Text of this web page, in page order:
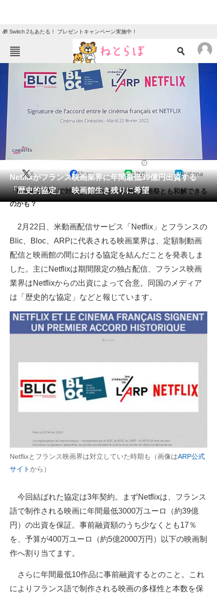
🎁 Switch 2もあたる！ プレゼントキャンペーン実施中！
ニュース
エンタメ
グルメ 地域
住まい
動物
会員記事
メディア
ITの今と未来を見通す
スマホと通信の最新トレンド
進化するPCとデバイスの未来
好きが集まる 比べて選べる
ビジネスと働き方のヒント
企業ITのトレンドを詳説
経営リーダーのコミュニティ
企業向けIT製品の総合サイト
IT製品の技術・比較・事例
モノづくり技術者専門サイト
エレクトロニクス専門サイト
電子設計の基本と応用
エネルギーの専門メディア
建設×テクノロジーの最前線
Netflixがフランス映画業界に年間最低39億円出資する
「歴史的協定」 映画館生き残りに希望
X Share LINE hatena
「Netflix問題」で対立していたカンヌ国際映画祭とも和解できる
のかも？
2月22日、米動画配信サービス「Netflix」とフランスの
Blic、Bloc、ARPに代表される映画業界は、定額制動画
配信と映画館の間における協定を結んだことを発表しま
した。主にNetflixは期間限定の独占配信、フランス映画
業界はNetflixからの出資によって合意。同国のメディア
は「歴史的な協定」などと報じています。
Netflixとフランス映画界は対立していた時期も（画像はARP公式
サイトから）
今回結ばれた協定は3年契約。まずNetflixは、フランス
語で制作される映画に年間最低3000万ユーロ（約39億
円）の出資を保証。事前融資額のうち少なくとも17％
を、予算が400万ユーロ（約5億2000万円）以下の映画制
作へ割り当てます。
さらに年間最低10作品に事前融資するとのこと。これ
によりフランス語で制作される映画の多様性と本数を保